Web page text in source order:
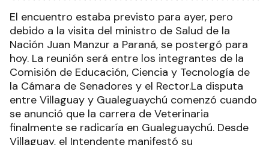
El encuentro estaba previsto para ayer, pero
debido a la visita del ministro de Salud de la
Nación Juan Manzur a Paraná, se postergó para
hoy. La reunión será entre los integrantes de la
Comisión de Educación, Ciencia y Tecnología de
la Cámara de Senadores y el Rector.La disputa
entre Villaguay y Gualeguaychú comenzó cuando
se anunció que la carrera de Veterinaria
finalmente se radicaría en Gualeguaychú. Desde
Villaguay, el Intendente manifestó su